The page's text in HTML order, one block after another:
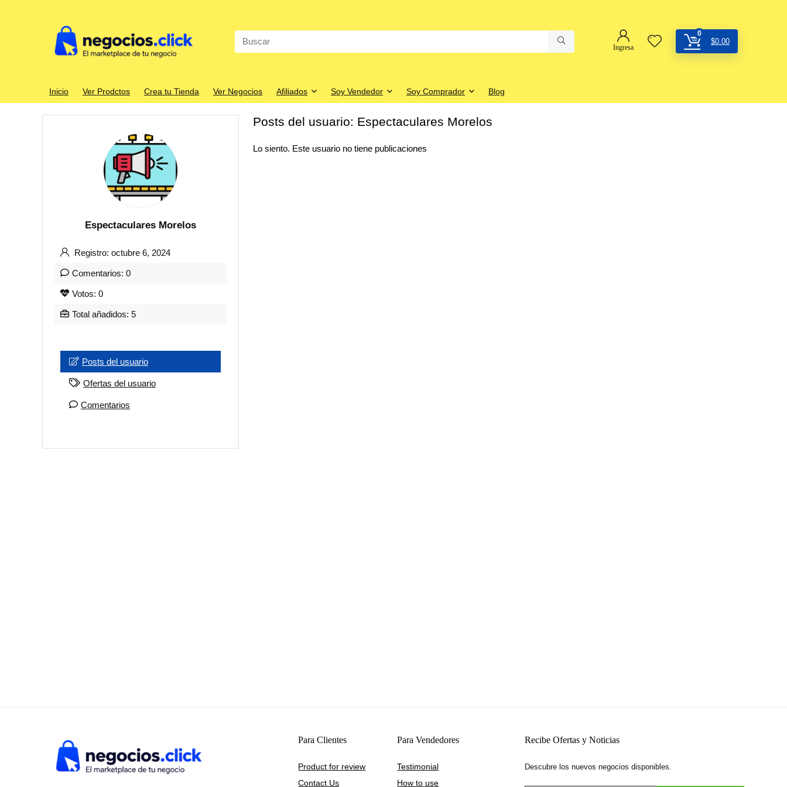
Search
for:
Ingresa
0
$0.00
Inicio Ver Prodctos Crea tu Tienda Ver Negocios Afiliados Soy Vendedor Soy Comprador Blog
Espectaculares Morelos
Registro: octubre 6, 2024
Comentarios: 0
Votos: 0
Total añadidos: 5
Posts del usuario
Ofertas del usuario
Comentarios
Posts del usuario: Espectaculares Morelos
Lo siento. Este usuario no tiene publicaciones
Para Clientes
Product for review
Contact Us
Para Vendedores
Testimonial
How to use
Recibe Ofertas y Noticias
Descubre los nuevos negocios disponibles.